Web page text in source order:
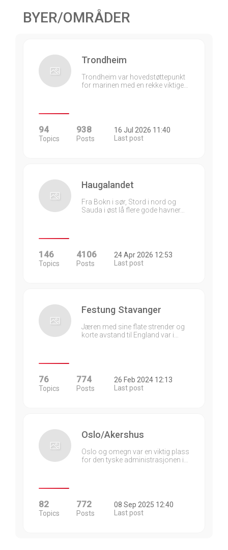
BYER/OMRÅDER
Trondheim
Trondheim var hovedstøttepunkt
for marinen med en rekke viktige…
94
Topics
938
Posts
16 Jul 2026 11:40
Last post
Haugalandet
Fra Bokn i sør, Stord i nord og
Sauda i øst lå flere gode havner…
146
Topics
4106
Posts
24 Apr 2026 12:53
Last post
Festung Stavanger
Jæren med sine flate strender og
korte avstand til England var i…
76
Topics
774
Posts
26 Feb 2024 12:13
Last post
Oslo/Akershus
Oslo og omegn var en viktig plass
for den tyske administrasjonen i…
82
Topics
772
Posts
08 Sep 2025 12:40
Last post